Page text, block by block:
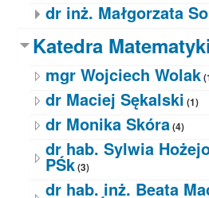
dr inż. Małgorzata
Katedra
mgr Wojciech Wolak
dr Maciej Sękalski (1)
dr Monika Skóra(4)
dr hab. Sylwia
PŚk(3)
dr hab. inż. Beata